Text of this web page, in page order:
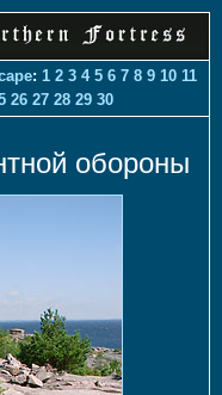
: 1 2 3 4 5 6 7 8 9 10 11
26 27 28 29 30
обороны